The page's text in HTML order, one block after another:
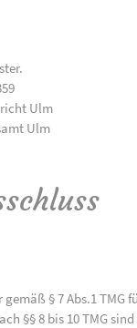
Ulm
Ulm
§ 7 Abs.1
§§ 8 bis 10 TMG